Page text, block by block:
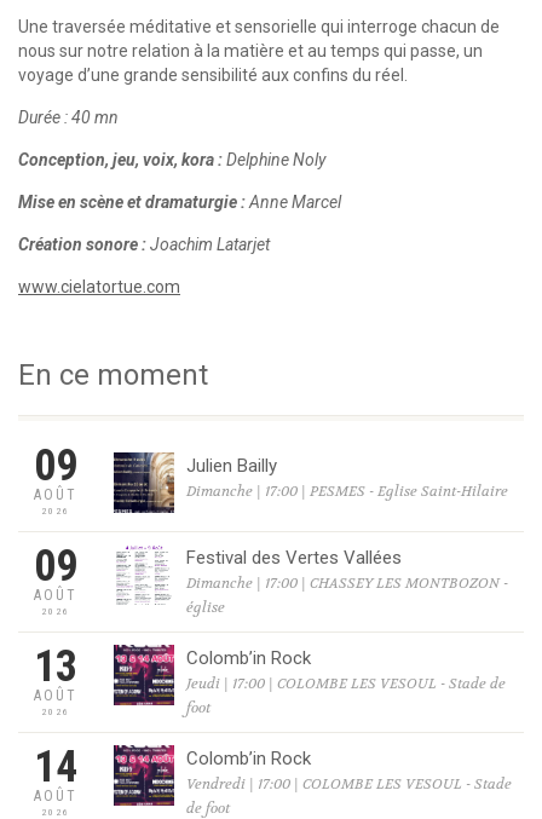
Une traversée méditative et sensorielle qui interroge chacun de
nous sur notre relation à la matière et au temps qui passe, un
voyage d’une grande sensibilité aux confins du réel.
Durée : 40 mn
Conception, jeu, voix, kora :Delphine Noly
Mise en scène et dramaturgie :Anne Marcel
Création sonore :Joachim Latarjet
www.cielatortue.com
En ce moment
09
AOÛT
2026
Julien Bailly
Dimanche | 17:00 | PESMES - Eglise Saint-Hilaire
09
AOÛT
2026
Festival des Vertes Vallées
Dimanche | 17:00 | CHASSEY LES MONTBOZON -
église
13
AOÛT
2026
Colomb’in Rock
Jeudi | 17:00 | COLOMBE LES VESOUL - Stade de
foot
14
AOÛT
2026
Colomb’in Rock
Vendredi | 17:00 | COLOMBE LES VESOUL - Stade
de foot